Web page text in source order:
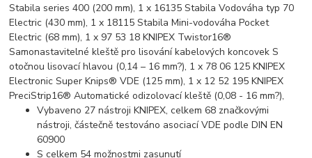
Stabila series 400 (200 mm), 1 x 16135 Stabila Vodováha typ 70
Electric (430 mm), 1 x 18115 Stabila Mini-vodováha Pocket
Electric (68 mm), 1 x 97 53 18 KNIPEX Twistor16®
Samonastavitelné kleště pro lisování kabelových koncovek S
otočnou lisovací hlavou (0,14 – 16 mm?), 1 x 78 06 125 KNIPEX
Electronic Super Knips® VDE (125 mm), 1 x 12 52 195 KNIPEX
PreciStrip16® Automatické odizolovací kleště (0,08 - 16 mm?),
Vybaveno 27 nástroji KNIPEX, celkem 68 značkovými
nástroji, částečně testováno asociací VDE podle DIN EN
60900
S celkem 54 možnostmi zasunutí